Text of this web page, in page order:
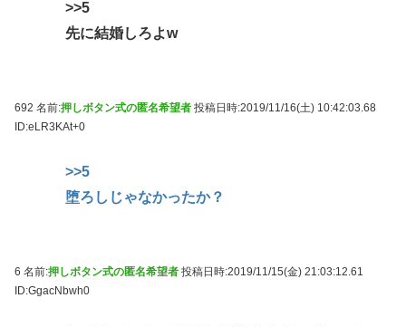
>>5
先に結婚しろよw
692 名前:押しボタン式の匿名希望者 投稿日時:2019/11/16(土) 10:42:03.68
ID:eLR3KAt+0
>>5
堕ろしじゃなかったか？
6 名前:押しボタン式の匿名希望者 投稿日時:2019/11/15(金) 21:03:12.61
ID:GgacNbwh0